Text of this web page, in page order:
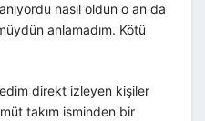
nasıl oldun o an da
anlamadım. Kötü
direkt izleyen kişiler
takım isminden bir